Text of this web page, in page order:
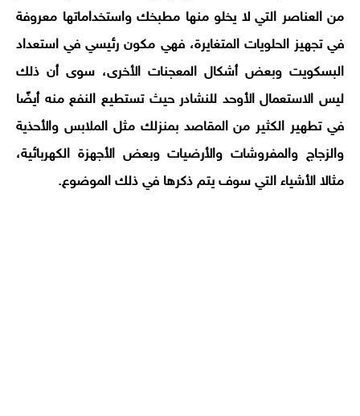
من العناصر التي لا يخلو منها مطبخك واستخداماتها معروفة
في تجهيز الحلويات المتغايرة، فهي مكون رئيسي في استعداد
البسكويت وبعض أشكال المعجنات الأخرى، سوى أن ذلك
ليس الاستعمال الأوحد للنشادر حيث تستطيع النفع منه أيضًا
في تطهير الكثير من المقاصد بمنزلك مثل الملابس والأحذية
والزجاج والمفروشات والأرضيات وبعض الأجهزة الكهربائية،
مثالا الأشياء التي سوف يتم ذكرها في ذلك الموضوع.